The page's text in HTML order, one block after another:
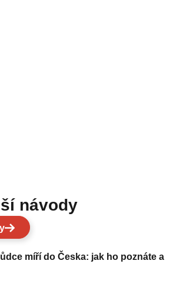
návody
míří do Česka: jak ho poznáte a